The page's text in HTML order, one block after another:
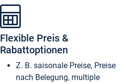
Flexible Preis &
Rabattoptionen
Z. B. saisonale Preise, Preise
nach Belegung, multiple